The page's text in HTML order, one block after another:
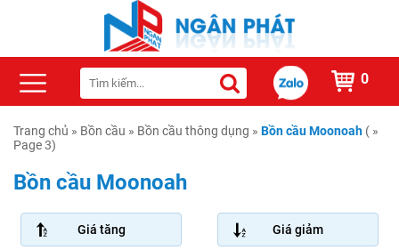
0
Trang chủ » Bồn cầu » Bồn cầu thông dụng » Bồn cầu Moonoah ( »
Page 3)
Bồn cầu Moonoah
Giá tăng Giá giảm